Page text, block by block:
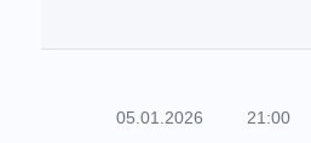
05.01.2026 21:00